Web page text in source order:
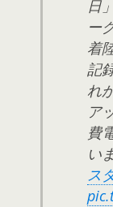
日
ー
着
記
れ
ア
費
い
ス